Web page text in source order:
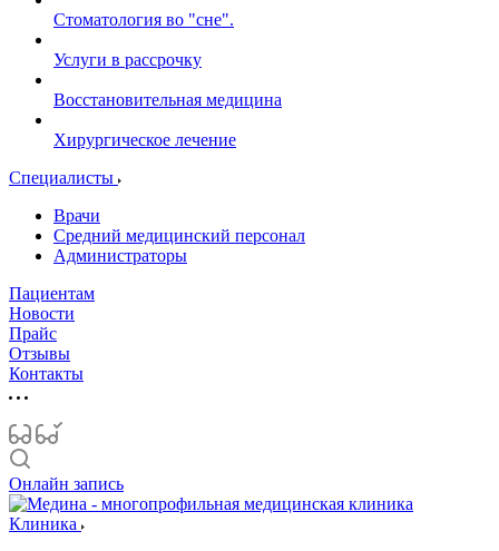
Стоматология во "сне".
Услуги в рассрочку
Восстановительная медицина
Хирургическое лечение
Специалисты
Врачи
Средний медицинский персонал
Администраторы
Пациентам
Новости
Прайс
Отзывы
Контакты
Онлайн запись
Клиника